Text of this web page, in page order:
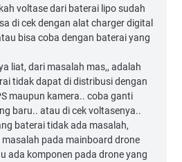
voltase dari baterai lipo sudah
di cek dengan alat charger digital
bisa coba dengan baterai yang
liat, dari masalah mas,, adalah
tidak dapat di distribusi dengan
maupun kamera.. coba ganti
baru.. atau di cek voltasenya..
baterai tidak ada masalah,
masalah pada mainboard drone
ada komponen pada drone yang